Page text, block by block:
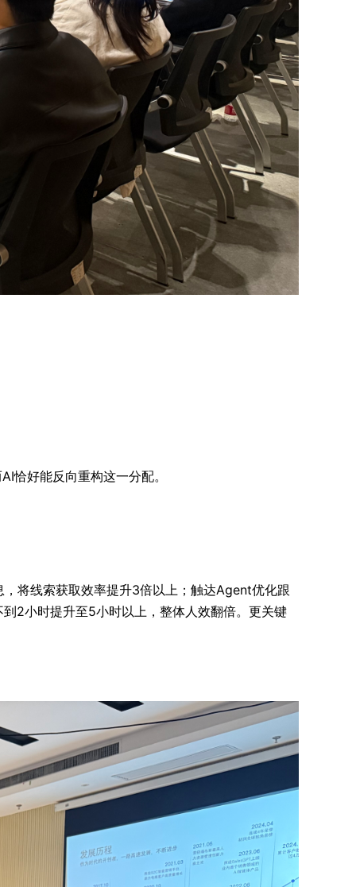
恰好能反向重构这一分配。
将线索获取效率提升3倍以上；触达Agent优化跟
2小时提升至5小时以上，整体人效翻倍。更关键